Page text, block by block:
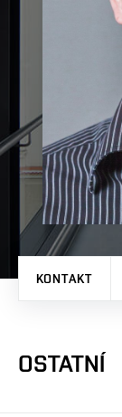
KONTAKT
OSTATNÍ